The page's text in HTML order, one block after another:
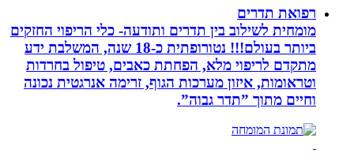
רפואת תדרים
מומחית לשילוב בין תדרים ותודעה- כלי הריפוי החזקים
ביותר בעולם!!! נטורופתית כ-18 שנה, המשלבת ידע
מתקדם לריפוי מלא, הפחתת כאבים, טיפול בחרדות
וטראומות, איזון מערכות הגוף, זרימה אנרגטית נכונה
וחיים מתוך ”תדר גבוה”.